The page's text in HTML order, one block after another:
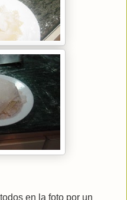
en la foto por un